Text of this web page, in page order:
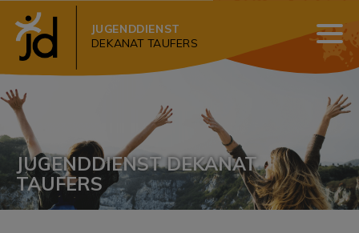
JUGENDDIENST
DEKANAT TAUFERS
JUGENDDIENST DEKANAT
TAUFERS